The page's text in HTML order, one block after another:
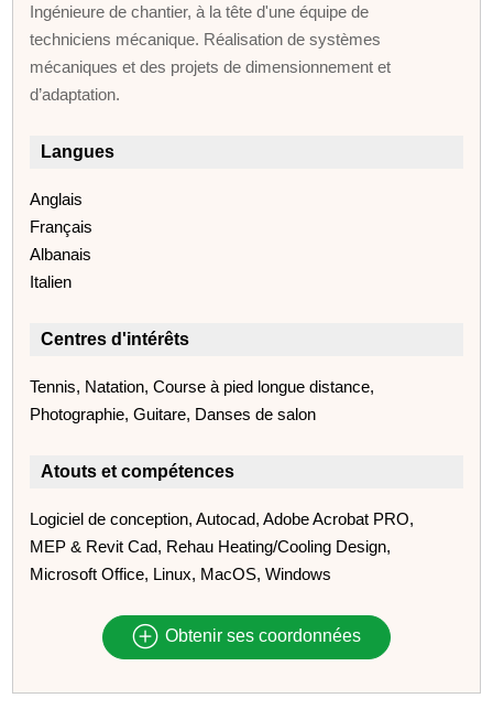
Ingénieure de chantier, à la tête d'une équipe de
techniciens mécanique. Réalisation de systèmes
mécaniques et des projets de dimensionnement et
d’adaptation.
Langues
Anglais
Français
Albanais
Italien
Centres d'intérêts
Tennis, Natation, Course à pied longue distance,
Photographie, Guitare, Danses de salon
Atouts et compétences
Logiciel de conception, Autocad, Adobe Acrobat PRO,
MEP & Revit Cad, Rehau Heating/Cooling Design,
Microsoft Office, Linux, MacOS, Windows
Obtenir ses coordonnées